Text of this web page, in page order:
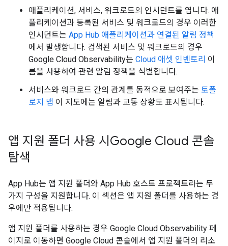
애플리케이션, 서비스, 워크로드의 인시던트를 엽니다. 애
플리케이션과 등록된 서비스 및 워크로드의 경우 이러한
인시던트는 App Hub 애플리케이션과 연결된 알림 정책
에서 발생합니다. 검색된 서비스 및 워크로드의 경우
Google Cloud Observability는 Cloud 애셋 인벤토리 이
름을 사용하여 관련 알림 정책을 식별합니다.
서비스와 워크로드 간의 관계를 동적으로 보여주는 토폴
로지 맵 이 지도에는 알림과 교통 상황도 표시됩니다.
앱 지원 폴더 사용 시Google Cloud 콘솔
탐색
App Hub는 앱 지원 폴더와 App Hub 호스트 프로젝트라는 두
가지 구성을 지원합니다. 이 섹션은 앱 지원 폴더를 사용하는 경
우에만 적용됩니다.
앱 지원 폴더를 사용하는 경우 Google Cloud Observability 페
이지로 이동하면 Google Cloud 콘솔에서 앱 지원 폴더의 리소